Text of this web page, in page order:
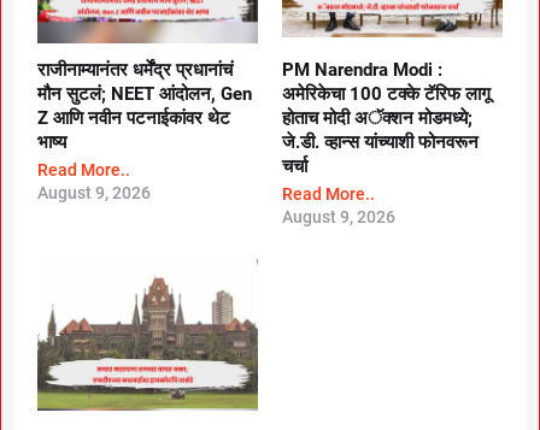
राजीनाम्यानंतर धर्मेंद्र प्रधानांचं
मौन सुटलं; NEET आंदोलन, Gen
Z आणि नवीन पटनाईकांवर थेट
भाष्य
Read More..
August 9, 2026
PM Narendra Modi :
अमेरिकेचा 100 टक्के टॅरिफ लागू
होताच मोदी अॅक्शन मोडमध्ये;
जे.डी. व्हान्स यांच्याशी फोनवरून
चर्चा
Read More..
August 9, 2026